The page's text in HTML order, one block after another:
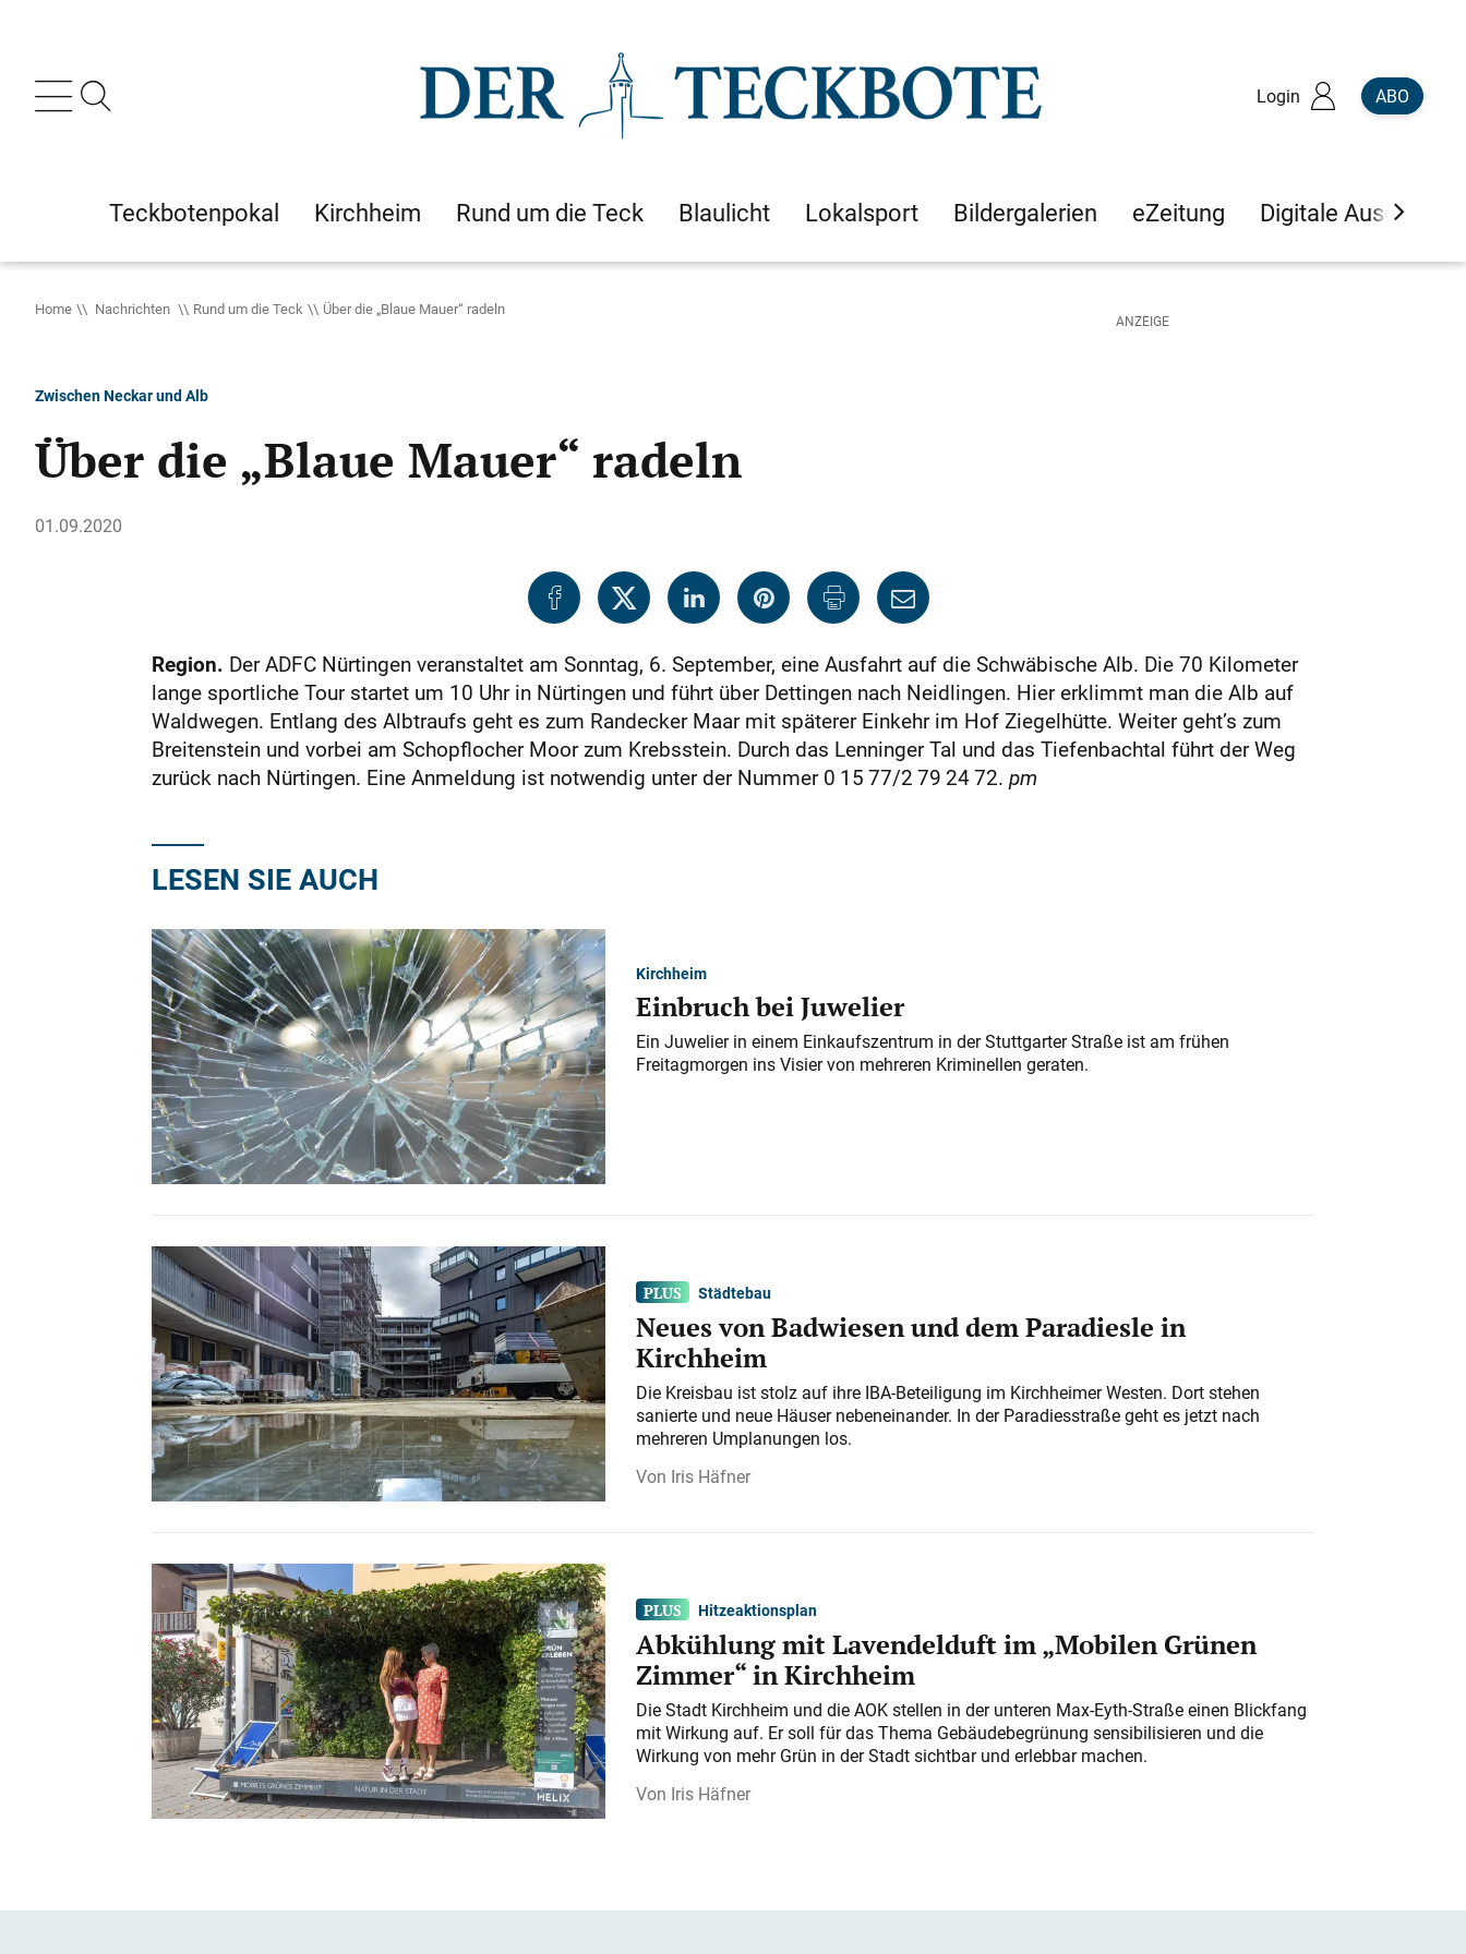
Login ABO
Teckbotenpokal Kirchheim Rund um die Teck Blaulicht Lokalsport Bildergalerien eZeitung Digitale Ausgaben
Home Nachrichten Rund um die Teck Über die „Blaue Mauer“ radeln
Zwischen Neckar und Alb
Über die „Blaue Mauer“ radeln
01.09.2020
Region. Der ADFC Nürtingen veranstaltet am Sonntag, 6. September, eine Ausfahrt auf die Schwäbische Alb. Die 70 Kilometer
lange sportliche Tour startet um 10 Uhr in Nürtingen und führt über Dettingen nach Neidlingen. Hier erklimmt man die Alb auf
Waldwegen. Entlang des Albtraufs geht es zum Randecker Maar mit späterer Einkehr im Hof Ziegelhütte. Weiter geht’s zum
Breitenstein und vorbei am Schopflocher Moor zum Krebsstein. Durch das Lenninger Tal und das Tiefenbachtal führt der Weg
zurück nach Nürtingen. Eine Anmeldung ist notwendig unter der Nummer 0 15 77/2 79 24 72. pm
LESEN SIE AUCH
Kirchheim
Einbruch bei Juwelier
Ein Juwelier in einem Einkaufszentrum in der Stuttgarter Straße ist am frühen
Freitagmorgen ins Visier von mehreren Kriminellen geraten.
Städtebau
Neues von Badwiesen und dem Paradiesle in
Kirchheim
Die Kreisbau ist stolz auf ihre IBA-Beteiligung im Kirchheimer Westen. Dort stehen
sanierte und neue Häuser nebeneinander. In der Paradiesstraße geht es jetzt nach
mehreren Umplanungen los.
Iris Häfner
Hitzeaktionsplan
Abkühlung mit Lavendelduft im „Mobilen Grünen
Zimmer“ in Kirchheim
Die Stadt Kirchheim und die AOK stellen in der unteren Max-Eyth-Straße einen Blickfang
mit Wirkung auf. Er soll für das Thema Gebäudebegrünung sensibilisieren und die
Wirkung von mehr Grün in der Stadt sichtbar und erlebbar machen.
Iris Häfner